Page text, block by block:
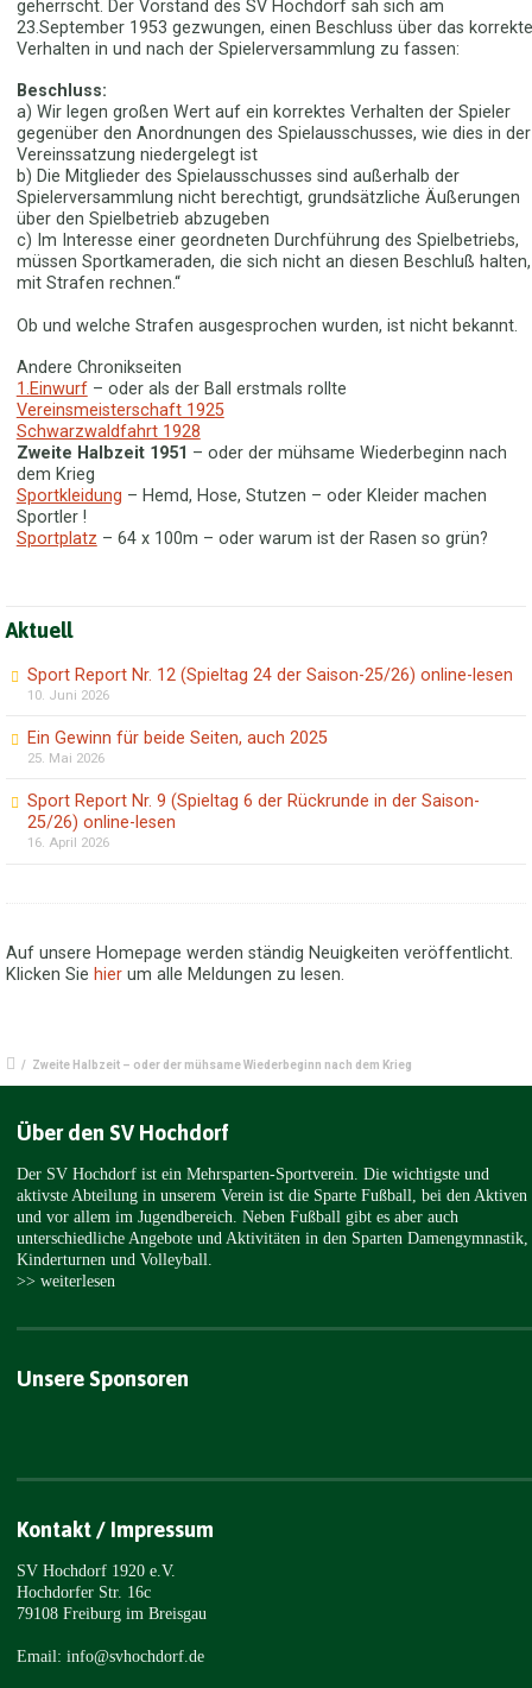
geherrscht. Der Vorstand des SV Hochdorf sah sich am
23.September 1953 gezwungen, einen Beschluss über das korrekte
Verhalten in und nach der Spielerversammlung zu fassen:
Beschluss:
a) Wir legen großen Wert auf ein korrektes Verhalten der Spieler
gegenüber den Anordnungen des Spielausschusses, wie dies in der
Vereinssatzung niedergelegt ist
b) Die Mitglieder des Spielausschusses sind außerhalb der
Spielerversammlung nicht berechtigt, grundsätzliche Äußerungen
über den Spielbetrieb abzugeben
c) Im Interesse einer geordneten Durchführung des Spielbetriebs,
müssen Sportkameraden, die sich nicht an diesen Beschluß halten,
mit Strafen rechnen.“
Ob und welche Strafen ausgesprochen wurden, ist nicht bekannt.
Andere Chronikseiten
1.Einwurf– oder als der Ball erstmals rollte
Vereinsmeisterschaft 1925
Schwarzwaldfahrt 1928
Zweite Halbzeit 1951 – oder der mühsame Wiederbeginn nach
dem Krieg
Sportkleidung – Hemd, Hose, Stutzen – oder Kleider machen
Sportler !
Sportplatz – 64 x 100m – oder warum ist der Rasen so grün?
Aktuell
Sport Report Nr. 12 (Spieltag 24 der Saison-25/26) online-lesen
10. Juni 2026
Ein Gewinn für beide Seiten, auch 2025
25. Mai 2026
Sport Report Nr. 9 (Spieltag 6 der Rückrunde in der Saison-
25/26) online-lesen
16. April 2026
Auf unsere Homepage werden ständig Neuigkeiten veröffentlicht.
Klicken Sie hier um alle Meldungen zu lesen.
/ Zweite Halbzeit – oder der mühsame Wiederbeginn nach dem Krieg
Über den SV Hochdorf
Der SV Hochdorf ist ein Mehrsparten-Sportverein. Die wichtigste und
aktivste Abteilung in unserem Verein ist die Sparte Fußball, bei den Aktiven
und vor allem im Jugendbereich. Neben Fußball gibt es aber auch
unterschiedliche Angebote und Aktivitäten in den Sparten Damengymnastik,
Kinderturnen und Volleyball.
>> weiterlesen
Unsere Sponsoren
Kontakt / Impressum
SV Hochdorf 1920 e.V.
Hochdorfer Str. 16c
79108 Freiburg im Breisgau
Email: info@svhochdorf.de